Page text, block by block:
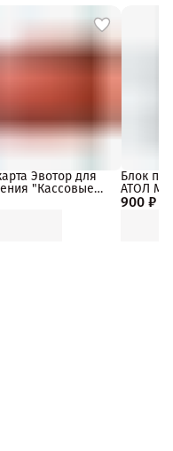
Эвотор для
"Кассовые
900 ₽
Блок
АТОЛ